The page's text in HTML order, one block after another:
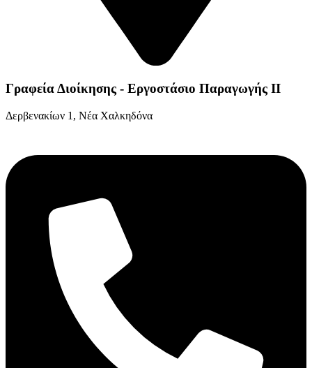
Γραφεία Διοίκησης - Εργοστάσιο Παραγωγής ΙΙ
Δερβενακίων 1, Νέα Χαλκηδόνα